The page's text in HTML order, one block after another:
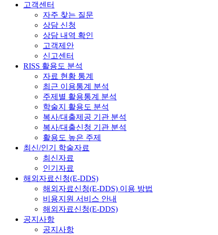
고객센터
자주 찾는 질문
상담 신청
상담 내역 확인
고객제안
신고센터
RISS 활용도 분석
자료 현황 통계
최근 이용통계 분석
주제별 활용통계 분석
학술지 활용도 분석
복사/대출제공 기관 분석
복사/대출신청 기관 분석
활용도 높은 주제
최신/인기 학술자료
최신자료
인기자료
해외자료신청(E-DDS)
해외자료신청(E-DDS) 이용 방법
비용지원 서비스 안내
해외자료신청(E-DDS)
공지사항
공지사항